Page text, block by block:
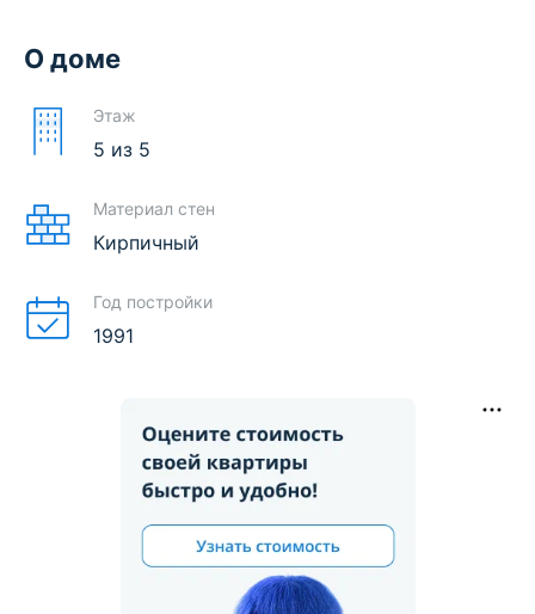
О доме
Этаж
5 из 5
Материал стен
Кирпичный
Год постройки
1991